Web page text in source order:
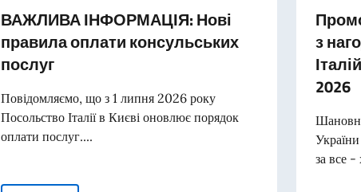
ВАЖЛИВА ІНФОРМАЦІЯ: Нові
правила оплати консульських
послуг
Повідомляємо, що з 1 липня 2026 року
Посольство Італії в Києві оновлює порядок
оплати послуг....
з
2026
за все